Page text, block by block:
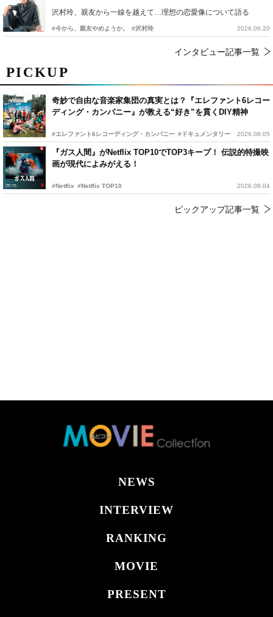
PICKUP
奇妙で自由な音楽家集団の真実とは？『エレファント6レコー
ディング・カンパニー』が教える“好き”を貫くDIY精神
#エレファント6レコーディング・カンパニー #ドキュメンタリー 2026.08.05
『ガス人間』がNetflix TOP10でTOP3キープ！ 伝説的特撮映
画が現代によみがえる！
#Netflix #Netflix TOP10 2026.08.04
ピックアップ記事一覧
沢村玲、親友から一線を越えて…理想の恋愛像について語る
#今から、親友やめようか。 #沢村玲 2026.06.20
インタビュー記事一覧
NEWS
INTERVIEW
RANKING
MOVIE
PRESENT